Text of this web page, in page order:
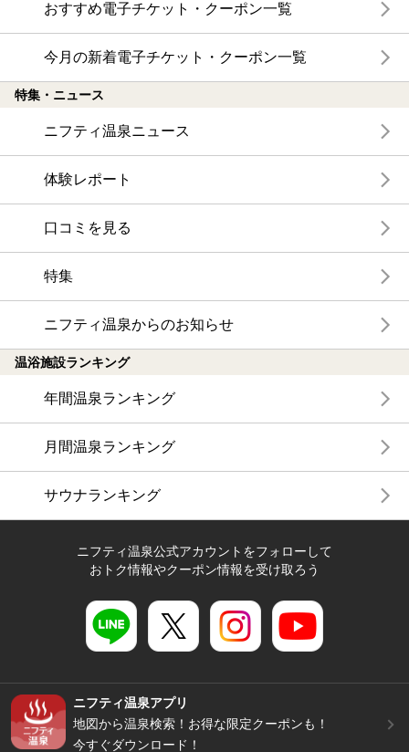
おすすめ電子チケット・クーポン一覧
今月の新着電子チケット・クーポン一覧
特集・ニュース
ニフティ温泉ニュース
体験レポート
口コミを見る
特集
ニフティ温泉からのお知らせ
温浴施設ランキング
年間温泉ランキング
月間温泉ランキング
サウナランキング
ニフティ温泉公式アカウントをフォローして
おトク情報やクーポン情報を受け取ろう
ニフティ温泉アプリ
地図から温泉検索！お得な限定クーポンも！
今すぐダウンロード！